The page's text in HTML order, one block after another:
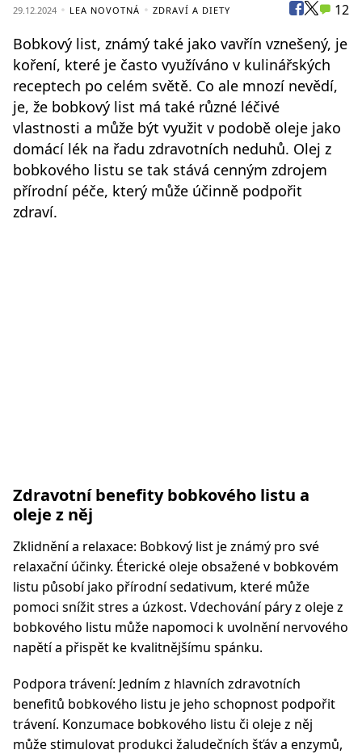
29.12.2024 LEA NOVOTNÁ ZDRAVÍ A DIETY 12
Bobkový list, známý také jako vavřín vznešený, je
koření, které je často využíváno v kulinářských
receptech po celém světě. Co ale mnozí nevědí,
je, že bobkový list má také různé léčivé
vlastnosti a může být využit v podobě oleje jako
domácí lék na řadu zdravotních neduhů. Olej z
bobkového listu se tak stává cenným zdrojem
přírodní péče, který může účinně podpořit
zdraví.
Zdravotní benefity bobkového listu a
oleje z něj
Zklidnění a relaxace: Bobkový list je známý pro své
relaxační účinky. Éterické oleje obsažené v bobkovém
listu působí jako přírodní sedativum, které může
pomoci snížit stres a úzkost. Vdechování páry z oleje z
bobkového listu může napomoci k uvolnění nervového
napětí a přispět ke kvalitnějšímu spánku.
Podpora trávení: Jedním z hlavních zdravotních
benefitů bobkového listu je jeho schopnost podpořit
trávení. Konzumace bobkového listu či oleje z něj
může stimulovat produkci žaludečních šťáv a enzymů,